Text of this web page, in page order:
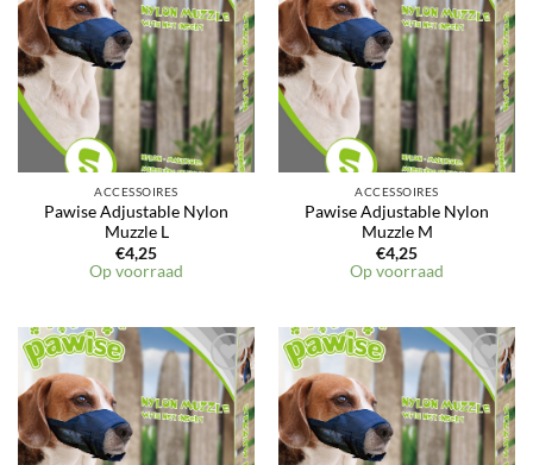
ACCESSOIRES
Pawise Adjustable Nylon
Muzzle L
€4,25
Op voorraad
ACCESSOIRES
Pawise Adjustable Nylon
Muzzle M
€4,25
Op voorraad